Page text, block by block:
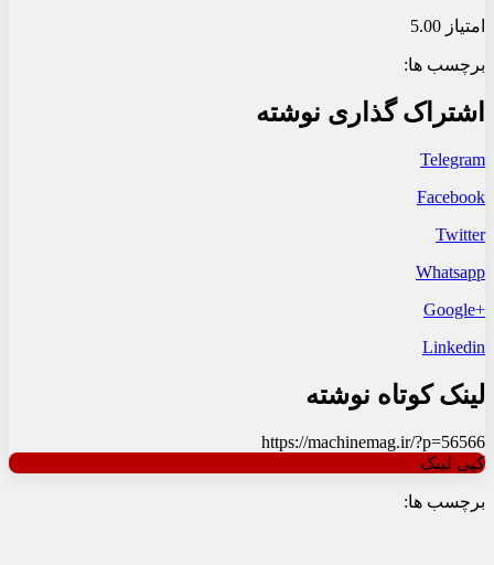
امتیاز 5.00
برچسب ها:
اشتراک گذاری نوشته
Telegram
Facebook
Twitter
Whatsapp
+Google
Linkedin
لینک کوتاه نوشته
https://machinemag.ir/?p=56566
کپی لینک
برچسب ها: